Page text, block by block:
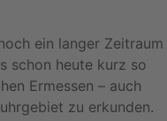
ein langer Zeitraum
schon heute kurz so
Ermessen – auch
zu erkunden.